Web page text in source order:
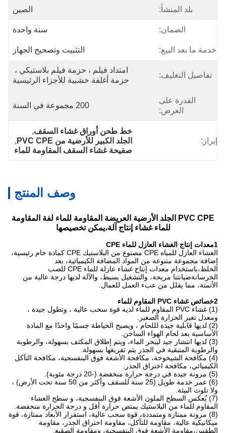
بلد المنشأ: الصين
الضمان: سنة واحدة
خدمة ما بعد البيع: التثبيت وتصحيح الجهاز
تفاصيل التغليف:
امتداد فيلم ، حزمة فيلم بلاستيكي ،
حزمة أغلفة خشبية للأجزاء الرئيسية
القدرة على
العرض:
200 مجموعة في السنة
إبراز:
خط طحن أوراق غشاء السقف,
الجلد الكبير للأرضية من PVC CPE
,
صفيحة غشاء السقف المقاومة للماء
وصف المنتج
PVC CPE الجلد الأرضية العريضة المقاومة للماء لفة المقاومة
للماء غشاء إنتاج آلة،يمكن تخصيصها
1معدات إنتاج الغشاء العازل للماء CPE
الغشاء العازل للمياه CPE مصنوع من البلاستيك CPE كمادة خام رئيسية،
إضافة مجموعة متنوعة من المواد المضافة الكيميائية، بعد
الخلط،باستخدام معدات إنتاج غشاء عازلة للماء CPE للصب
الخرسانةصيانتنا مريحة، والتشغيل بسيط، والآلة لديها درجة عالية من
الأتمتة، مما يقلل من عبء العمل للعمال.
2خصائص غشاء PVC المقاوم للماء
(1) غشاء PVC المقاوم للماء لديه قوة سحب عالية ، وتطول جيدة ،
ومعدل تغير الحرارة الصغير.
(2) لديها قابلية جيدة لللحام ، ويصبح الخياطة جسمًا واحدًا مع المادة
الأساسية بعد لحام الهواء الساخن.
(3) لديها انتشار جيد ليبخر الماء، ويتم إطلاق المكثف بسهولة، والرطوبة
والرطوبة المتبقية في الجذر يتم تفريغها بسهولة.
(4) مكافحة الشيخوخة، مكافحة الأشعة فوق البنفسجية، مكافحة التآكل
الكيميائي، مكافحة اختراق الجذر.
(6) عمر خدمة طويل (25 سنة للسقف وأكثر من 50 سنة تحت الأرض) ،
ولا تلوث البيئة.
(7) يُعكس السطح الملون الأشعة فوق البنفسجية، و سطح الغشاء
المقاوم للماء من البلاستيك يمتص حرارة أقل و درجة الحرارة منخفضة.
(8) مرونة ممتازة ومتمددة، قوة سحب عالية، استقرار الأبعاد ممتازة، قوة
ميكانيكية عالية، مقاومة للتآكل، مقاومة اختراق الجذر، مقاومة
الطقس،مقاومة الأشعة فوق البنفسجية، ومقاومة الصقيع.